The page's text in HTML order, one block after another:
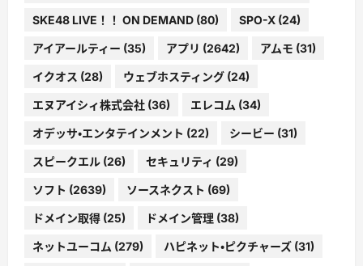
SKE48 LIVE！！ ON DEMAND (80) SPO-X (24)
アイアールティー (35) アプリ (2642) アムモ (31)
イクオス (28) ウェブホスティング (24)
エヌアイシィ株式会社 (36) エレコム (34)
オデッサ・エンタテインメント (22) シービー (31)
スピークエル (26) セキュリティ (29)
ソフト (2639) ソースネクスト (69)
ドメイン取得 (25) ドメイン管理 (38)
ネットユーコム (279) ハピネット・ピクチャーズ (31)